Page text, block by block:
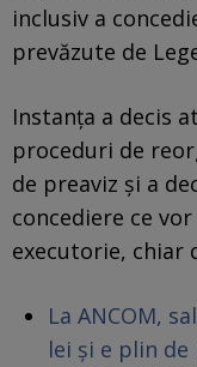
inclusiv a
prevăzute de
Instanța a decis
proceduri de
de preaviz şi a
concediere ce
executorie, chiar
La ANCOM,
lei și e plin